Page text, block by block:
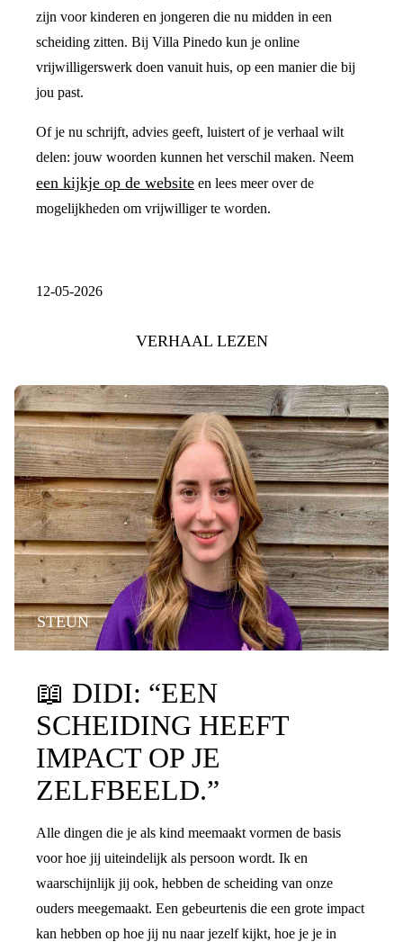
zijn voor kinderen en jongeren die nu midden in een
scheiding zitten. Bij Villa Pinedo kun je online
vrijwilligerswerk doen vanuit huis, op een manier die bij
jou past.
Of je nu schrijft, advies geeft, luistert of je verhaal wilt
delen: jouw woorden kunnen het verschil maken. Neem
een kijkje op de website en lees meer over de
mogelijkheden om vrijwilliger te worden.
12-05-2026
VERHAAL LEZEN
STEUN
📖 DIDI: “EEN
SCHEIDING HEEFT
IMPACT OP JE
ZELFBEELD.”
Alle dingen die je als kind meemaakt vormen de basis
voor hoe jij uiteindelijk als persoon wordt. Ik en
waarschijnlijk jij ook, hebben de scheiding van onze
ouders meegemaakt. Een gebeurtenis die een grote impact
kan hebben op hoe jij nu naar jezelf kijkt, hoe je je in